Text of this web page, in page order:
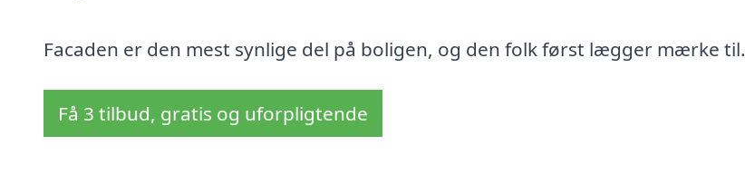
Facaden er den mest synlige del på boligen, og den folk først lægger mærke til.
Få 3 tilbud, gratis og uforpligtende